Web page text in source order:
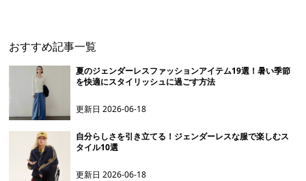
おすすめ記事一覧
夏のジェンダーレスファッションアイテム19選！暑い季節
を快適にスタイリッシュに過ごす方法
更新日2026-06-18
自分らしさを引き立てる！ジェンダーレスな服で楽しむス
タイル10選
更新日2026-06-18